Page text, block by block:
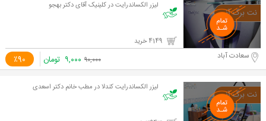
لیزر الکساندرایت در کلینیک آقای دکتر بهجو
٪90 سعادت آباد ۹۰,۰۰۰ ۹,۰۰۰ تومان
لیزر الکساندرایت کندلا در مطب خانم دکتر اسعدی